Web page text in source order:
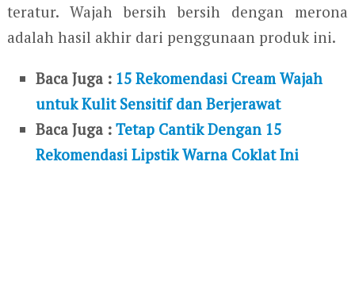
teratur. Wajah bersih bersih dengan merona
adalah hasil akhir dari penggunaan produk ini.
Baca Juga : 15 Rekomendasi Cream Wajah
untuk Kulit Sensitif dan Berjerawat
Baca Juga :Tetap Cantik Dengan 15
Rekomendasi Lipstik Warna Coklat Ini